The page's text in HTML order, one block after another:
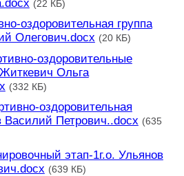
(22 КБ)
оздоровительная группа
Олегович.docx (20 КБ)
оздоровительные
Ольга
(332 КБ)
оздоровительная
Василий Петрович..docx (635
этап-1г.о. Ульянов
(639 КБ)